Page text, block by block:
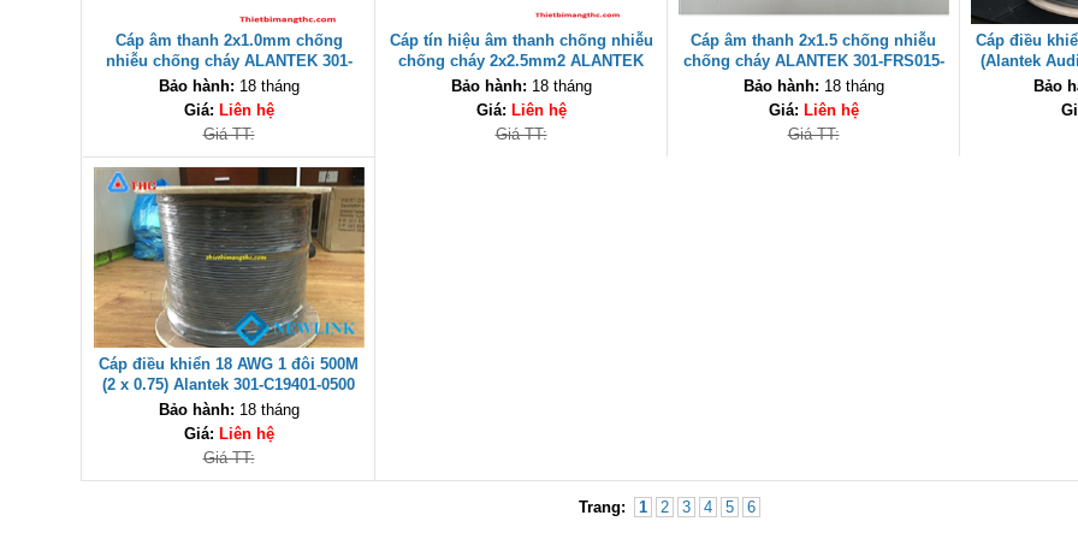
Cáp âm thanh 2x1.0mm chống
nhiễu chống cháy ALANTEK 301-
FRS010-E01P-3SG5 cao cấp
Bảo hành: 18 tháng
Giá: Liên hệ
Giá TT:
Cáp tín hiệu âm thanh chống nhiễu
chống cháy 2x2.5mm2 ALANTEK
(301-FRS025-E01P-3SG5) cuộn 500m
Bảo hành: 18 tháng
Giá: Liên hệ
Giá TT:
Cáp âm thanh 2x1.5 chống nhiễu
chống cháy ALANTEK 301-FRS015-
E01P-3SG5 cao cấp
Bảo hành: 18 tháng
Giá: Liên hệ
Giá TT:
Cáp điều
(Alantek
Pair)
Bảo
Cáp điều khiển 18 AWG 1 đôi 500M
(2 x 0.75) Alantek 301-C19401-0500
cao cấp
Bảo hành: 18 tháng
Giá: Liên hệ
Giá TT:
Trang: 1 2 3 4 5 6